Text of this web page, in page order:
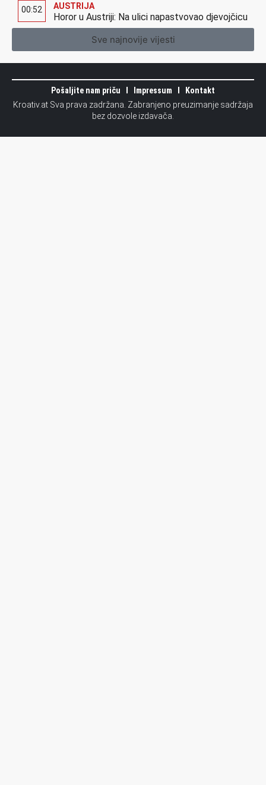
00:52 AUSTRIJA
Horor u Austriji: Na ulici napastvovao djevojčicu
Sve najnovije vijesti
Pošaljite nam priču Impressum
Kontakt
Kroativ.at Sva prava zadržana. Zabranjeno preuzimanje sadržaja
bez dozvole izdavača.